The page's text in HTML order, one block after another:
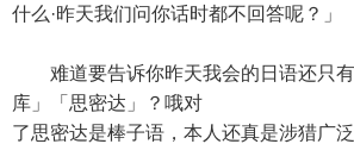
什么·昨天我们问你话时都不回答呢？」
难道要告诉你昨天我会的日语还只有
库」「思密达」？哦对
了思密达是棒子语，本人还真是涉猎广泛